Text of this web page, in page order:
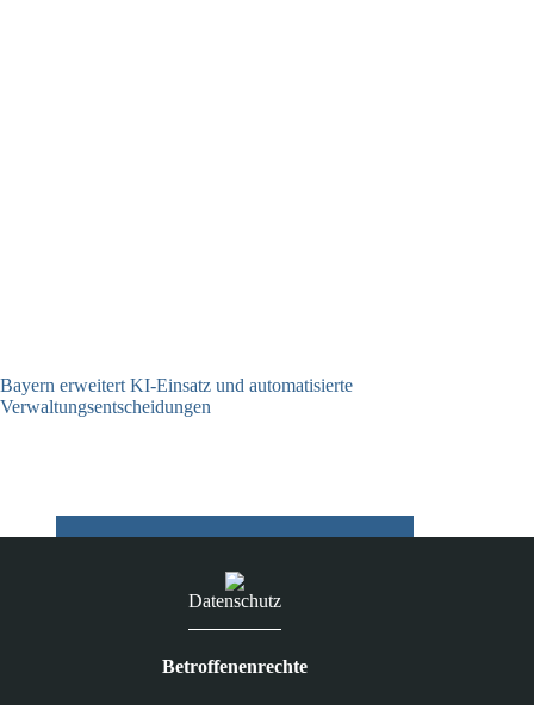
Bayern erweitert KI-Einsatz und automatisierte
Verwaltungsentscheidungen
Datenschutz
Betroffenenrechte